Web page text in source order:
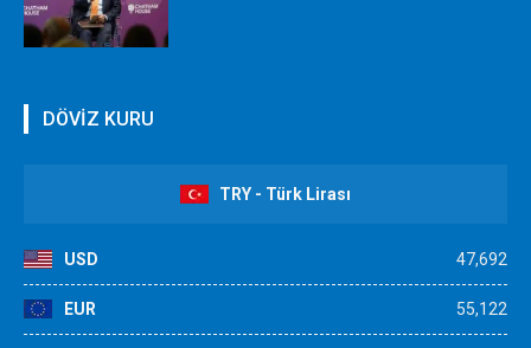
DÖVİZ KURU
TRY - Türk Lirası
USD 47,692
EUR 55,122